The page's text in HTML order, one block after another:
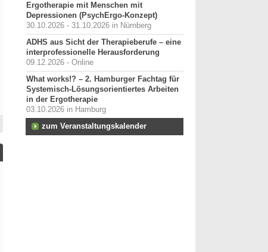
Ergotherapie mit Menschen mit
Depressionen (PsychErgo-Konzept)
30.10.2026 - 31.10.2026 in Nürnberg
ADHS aus Sicht der Therapieberufe – eine
interprofessionelle Herausforderung
09.12.2026 - Online
What works!? – 2. Hamburger Fachtag für
Systemisch-Lösungsorientiertes Arbeiten
in der Ergotherapie
03.10.2026 in Hamburg
zum Veranstaltungskalender